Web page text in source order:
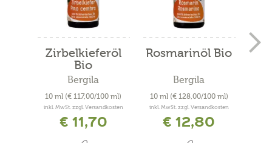
Zirbelkieferöl
Bio
Bergila
10 ml (€ 117,00/100 ml)
inkl. MwSt. zzgl. Versandkosten
€ 11,70
Rosmarinöl Bio
Bergila
10 ml (€ 128,00/100 ml)
inkl. MwSt. zzgl. Versandkosten
€ 12,80